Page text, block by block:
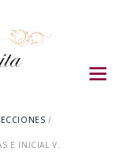
E INICIAL V.